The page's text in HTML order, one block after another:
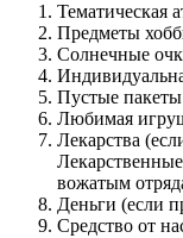
Тематическая
Предметы
Солнечные
Пустые пакеты
Любимая
Лекарства
вожатым
Деньги (если
Средство от